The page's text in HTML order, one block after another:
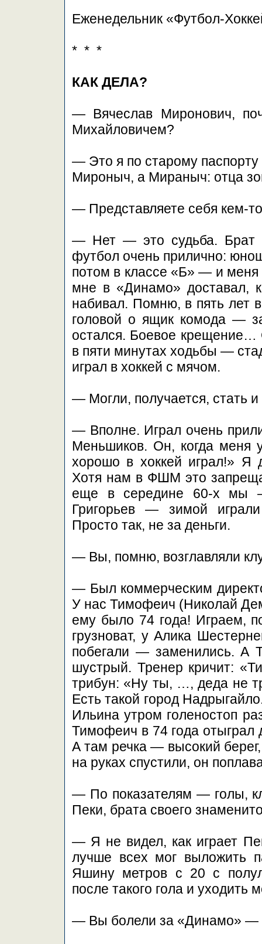
Еженедельник «Футбол-
* * *
КАК ДЕЛА?
— Вячеслав Миронович,
Михайловичем?
— Это я по старому
Мироныч, а Мираныч: отца
— Представляете себя кем-
— Нет — это судьба.
футбол очень прилично:
потом в классе «Б» — и меня
мне в «Динамо» доставал,
набивал. Помню, в пять лет
головой о ящик комода —
остался. Боевое
в пяти минутах ходьбы —
играл в хоккей с мячом.
— Могли, получается, стать и
— Вполне. Играл очень
Меньшиков. Он, когда меня
хорошо в хоккей играл!» Я
Хотя нам в ФШМ это
еще в середине 60-х мы
Григорьев — зимой
Просто так, не за деньги.
— Вы, помню, возглавляли
— Был коммерческим
У нас Тимофеич (Николай
ему было 74 года! Играем,
грузноват, у Алика
побегали — заменились. А
шустрый. Тренер кричит:
трибун: «Ну ты, …, деда не
Есть такой город
Ильина утром голеностоп
Тимофеич в 74 года
А там речка — высокий
на руках спустили, он
— По показателям — голы,
Пеки, брата своего
— Я не видел, как играет
лучше всех мог выложить
Яшину метров с 20 с
после такого гола и уходить
— Вы болели за «Динамо» —